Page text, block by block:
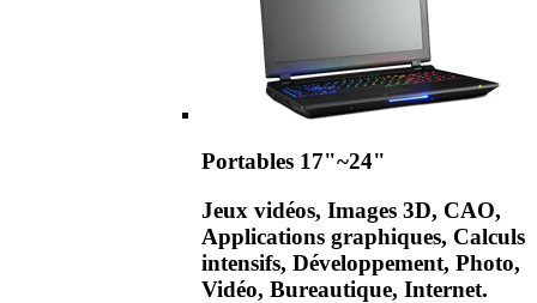
Portables 17"~24"
Jeux vidéos, Images 3D, CAO,
Applications graphiques, Calculs
intensifs, Développement, Photo,
Vidéo, Bureautique, Internet.